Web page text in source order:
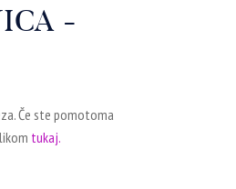
-
Če ste pomotoma
tukaj.